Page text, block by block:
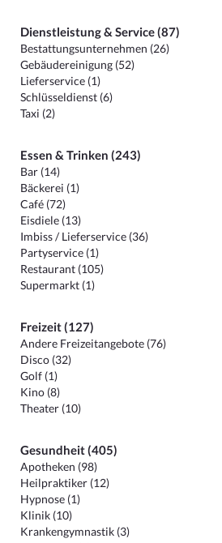
Dienstleistung & Service (87)
Bestattungsunternehmen (26)
Gebäudereinigung (52)
Lieferservice (1)
Schlüsseldienst (6)
Taxi (2)
Essen & Trinken (243)
Bar (14)
Bäckerei (1)
Café (72)
Eisdiele (13)
Imbiss / Lieferservice (36)
Partyservice (1)
Restaurant (105)
Supermarkt (1)
Freizeit (127)
Andere Freizeitangebote (76)
Disco (32)
Golf (1)
Kino (8)
Theater (10)
Gesundheit (405)
Apotheken (98)
Heilpraktiker (12)
Hypnose (1)
Klinik (10)
Krankengymnastik (3)